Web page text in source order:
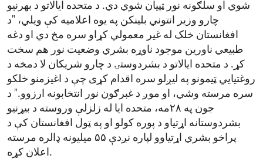
شوي او سلګونه نور ټپیان شوي دي. د متحده ایالاتو د بهرنیو
چارو وزیر انتوني بلینکن په یوه اعلامیه کې ویلي، "د
افغانستان خلک له غیر معمولي کړاو سره مخ دي او دغه
طبیعي ناورین موجود ناوړه بشري وضعیت نور هم سخت
کړ. د متحده ایالاتو د بشردوستۍ د چارو شریکان لا دمخه د
روغتیایي ټیمونو په لیږلو سره اقدام کړی چې د اغیزمنو خلکو
سره مرسته وشي، او موږ د غبرګون نور انتخابونه ارزوو." د
جون په ۲۸مه، متحده ایا له زلزلې وروسته د بیړنیو
بشردوستانه اړتیاو د پوره کولو او په ټول افغانستان کې د
پراخو بشري اړتیاوو لپاره نږدې ۵۵ میلیونه ډالره مرسته
اعلان کړه.